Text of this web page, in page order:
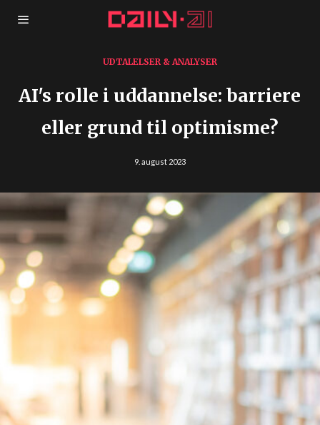
UDTALELSER & ANALYSER
AI's rolle i uddannelse: barriere
eller grund til optimisme?
9. august 2023